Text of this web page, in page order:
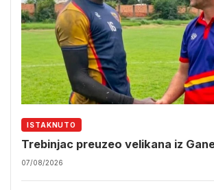
ISTAKNUTO
Trebinjac preuzeo velikana iz
07/08/2026